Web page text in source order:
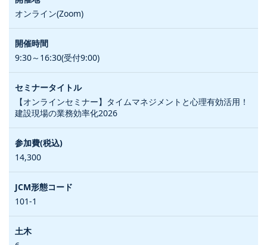
オンライン(Zoom)
9:30～16:30(受付9:00)
【オンラインセミナー】タイムマネジメントと心理有効活用！
建設現場の業務効率化2026
14,300
101-1